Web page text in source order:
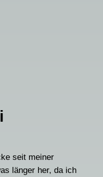
seit meiner
länger her, da ich